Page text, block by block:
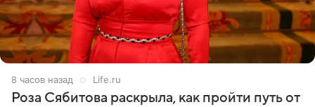
8 часов назад Life.ru
Роза Сябитова раскрыла, как пройти путь от